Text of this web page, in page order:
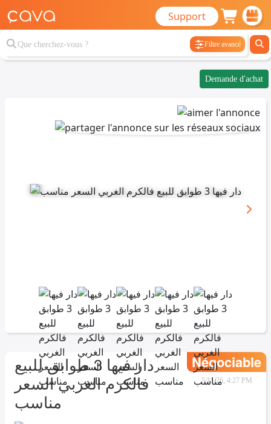
Support
Filtre avancé
Demande d'achat
دار فيها 3 طوابق للبيع
فالكرم الغربي السعر
مناسب
Négociable
5/11/26, 4:27 PM